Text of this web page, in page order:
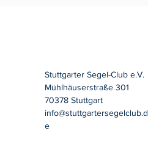
Stuttgarter Segel-Club e.V.
Mühlhäuserstraße 301
70378 Stuttgart
info@stuttgartersegelclub.d
e